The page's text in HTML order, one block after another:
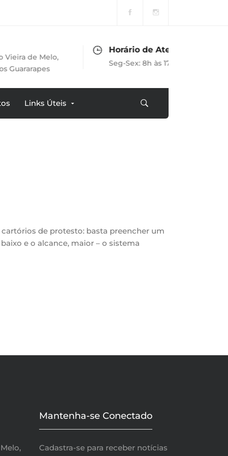
Melo,
Horário de Atendimento
Seg-Sex: 8h às 17h
Links Úteis
de protesto: basta preencher um
e o alcance, maior – o sistema
Mantenha-se Conectado
Cadastra-se para receber notícias